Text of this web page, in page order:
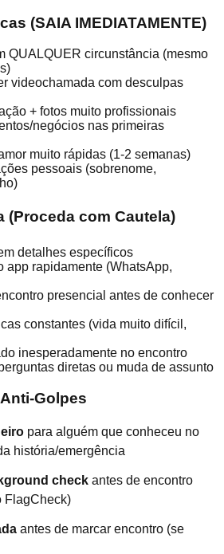
(SAIA IMEDIATAMENTE)
QUALQUER circunstância (mesmo
videochamada com desculpas
+ fotos muito profissionais
negócios nas primeiras
muito rápidas (1-2 semanas)
pessoais (sobrenome,
(Proceda com Cautela)
detalhes específicos
app rapidamente (WhatsApp,
presencial antes de conhecer
constantes (vida muito difícil,
inesperadamente no encontro
diretas ou muda de assunto
Golpes
para alguém que conheceu no
história/emergência
check antes de encontro
FlagCheck)
antes de marcar encontro (se